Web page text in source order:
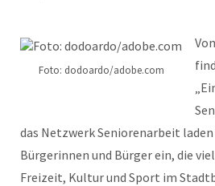
Foto: dodoardo/adobe.com
das Netzwerk Seniorenarbeit
Bürgerinnen und Bürger ein, die
Freizeit, Kultur und Sport im